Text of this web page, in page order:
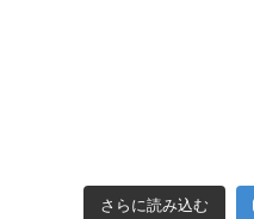
さらに読み込む